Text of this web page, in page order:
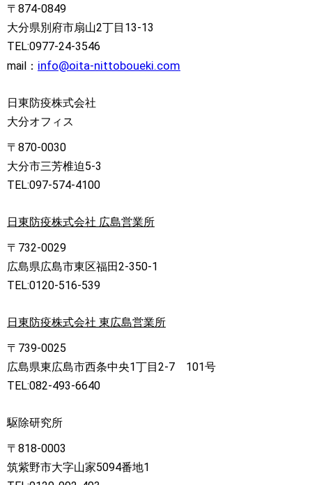
〒874-0849
大分県別府市扇山2丁目13-13
TEL:0977-24-3546
mail： info@oita-nittoboueki.com
日東防疫株式会社
大分オフィス
〒870-0030
大分市三芳椎迫5-3
TEL:097-574-4100
日東防疫株式会社 広島営業所
〒732-0029
広島県広島市東区福田2-350-1
TEL:0120-516-539
日東防疫株式会社 東広島営業所
〒739-0025
広島県東広島市西条中央1丁目2-7 101号
TEL:082-493-6640
駆除研究所
〒818-0003
筑紫野市大字山家5094番地1